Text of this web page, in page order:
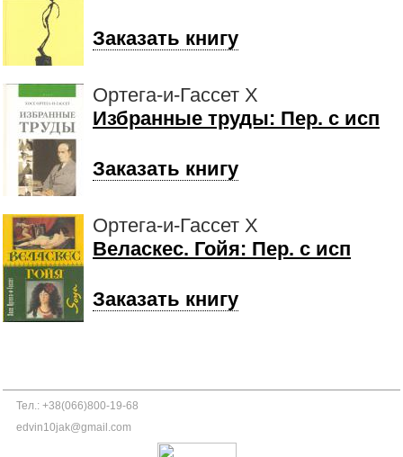
Заказать книгу
Ортега-и-Гассет X
Избранные труды: Пер. с исп
Заказать книгу
Ортега-и-Гассет X
Веласкес. Гойя: Пер. с исп
Заказать книгу
Тел.: +38(066)800-19-68
edvin10jak@gmail.com